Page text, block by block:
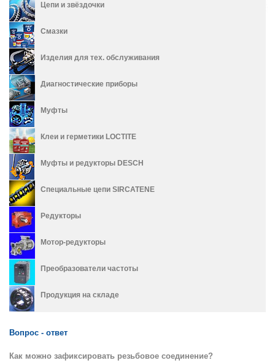
Цепи и звёздочки
Смазки
Изделия для тех. обслуживания
Диагностические приборы
Муфты
Клеи и герметики LOCTITE
Муфты и редукторы DESCH
Специальные цепи SIRCATENE
Редукторы
Мотор-редукторы
Преобразователи частоты
Продукция на складе
Вопрос - ответ
Как можно зафиксировать резьбовое соединение?